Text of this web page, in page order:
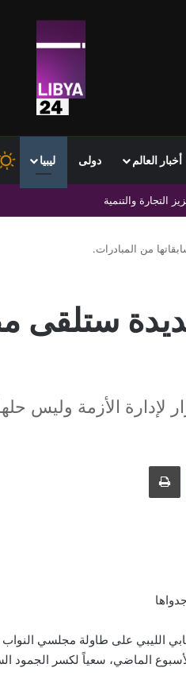
أخبار العالم دولى ليبيا
التجارة والتنمية
من المبادرات.
ستلقى
لإدارة الأزمة وليس
طباعة
الليبي على طاولة مجلسي
الماضي، سعياً لكسر الجمود